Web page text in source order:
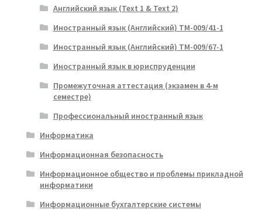
Английский язык (Text 1 & Text 2)
Иностранный язык (Английский) ТМ-009/41-1
Иностранный язык (Английский) ТМ-009/67-1
Иностранный язык в юриспруденции
Промежуточная аттестация (экзамен в 4-м
семестре)
Профессиональный иностранный язык
Информатика
Информационная безопасность
Информационное общество и проблемы прикладной
информатики
Информационные бухгалтерские системы